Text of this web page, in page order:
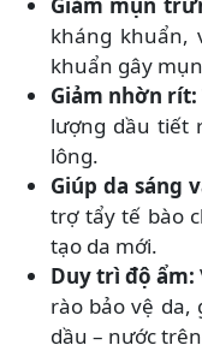
kháng khuẩn,
khuẩn gây
Giảm nhờn rít:
lượng dầu tiết
lông.
Giúp da sáng
trợ tẩy tế bào
tạo da mới.
Duy trì độ ẩm:
rào bảo vệ da,
dầu – nước